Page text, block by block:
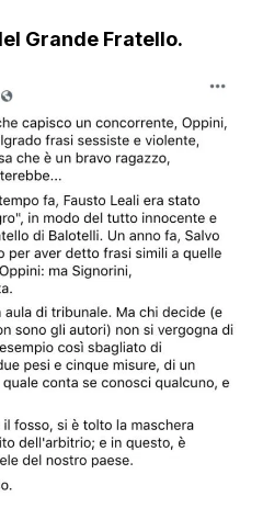
Grande Fratello.